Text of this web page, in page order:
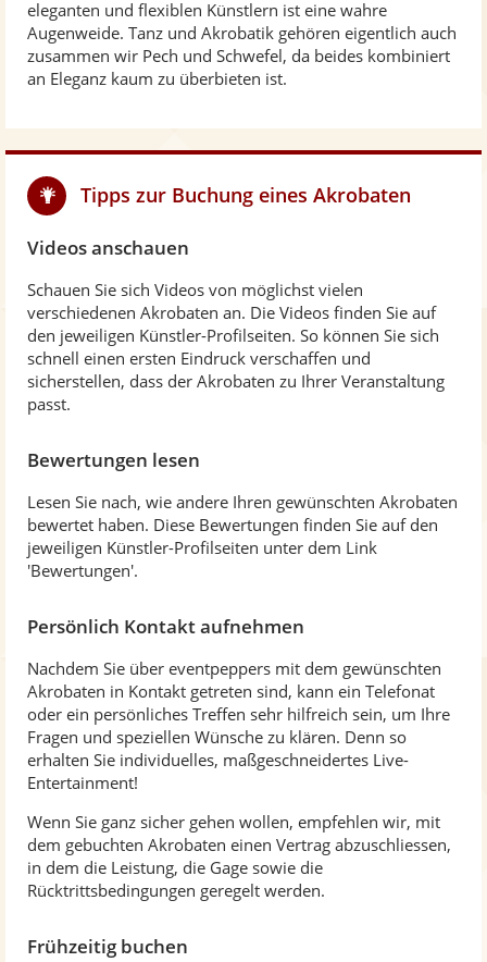
eleganten und flexiblen Künstlern ist eine wahre
Augenweide. Tanz und Akrobatik gehören eigentlich auch
zusammen wir Pech und Schwefel, da beides kombiniert
an Eleganz kaum zu überbieten ist.
Tipps zur Buchung eines Akrobaten
Videos anschauen
Schauen Sie sich Videos von möglichst vielen
verschiedenen Akrobaten an. Die Videos finden Sie auf
den jeweiligen Künstler-Profilseiten. So können Sie sich
schnell einen ersten Eindruck verschaffen und
sicherstellen, dass der Akrobaten zu Ihrer Veranstaltung
passt.
Bewertungen lesen
Lesen Sie nach, wie andere Ihren gewünschten Akrobaten
bewertet haben. Diese Bewertungen finden Sie auf den
jeweiligen Künstler-Profilseiten unter dem Link
'Bewertungen'.
Persönlich Kontakt aufnehmen
Nachdem Sie über eventpeppers mit dem gewünschten
Akrobaten in Kontakt getreten sind, kann ein Telefonat
oder ein persönliches Treffen sehr hilfreich sein, um Ihre
Fragen und speziellen Wünsche zu klären. Denn so
erhalten Sie individuelles, maßgeschneidertes Live-
Entertainment!
Wenn Sie ganz sicher gehen wollen, empfehlen wir, mit
dem gebuchten Akrobaten einen Vertrag abzuschliessen,
in dem die Leistung, die Gage sowie die
Rücktrittsbedingungen geregelt werden.
Frühzeitig buchen